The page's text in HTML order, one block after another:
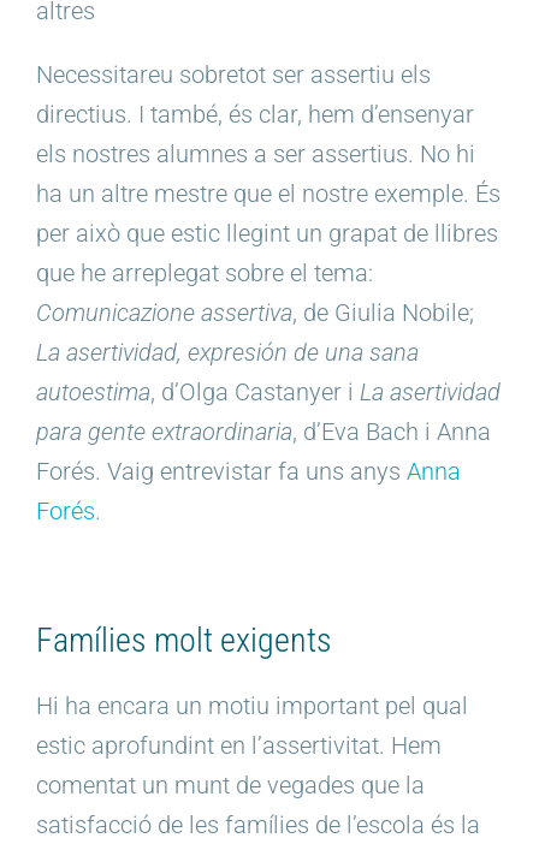
altres
Necessitareu sobretot ser assertiu els
directius. I també, és clar, hem d’ensenyar
els nostres alumnes a ser assertius. No hi
ha un altre mestre que el nostre exemple. És
per això que estic llegint un grapat de llibres
que he arreplegat sobre el tema:
Comunicazione assertiva, de Giulia Nobile;
La asertividad, expresión de una sana
autoestima, d’Olga Castanyer i La asertividad
para gente extraordinaria, d’Eva Bach i Anna
Forés. Vaig entrevistar fa uns anys Anna
Forés.
Famílies molt exigents
Hi ha encara un motiu important pel qual
estic aprofundint en l’assertivitat. Hem
comentat un munt de vegades que la
satisfacció de les famílies de l’escola és la